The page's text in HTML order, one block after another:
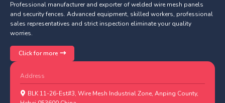
Professional manufacturer and exporter of welded wire mesh panels
and security fences. Advanced equipment, skilled workers, professional
sales representatives and strict inspection eliminate your quality
worries.
Click for more
Address
BLK 11-26-Est#3, Wire Mesh Industrial Zone, Anping County,